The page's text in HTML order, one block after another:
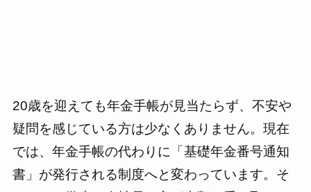
20歳を迎えても年金手帳が見当たらず、不安や
疑問を感じている方は少なくありません。現在
では、年金手帳の代わりに「基礎年金番号通知
書」が発行される制度へと変わっています。そ